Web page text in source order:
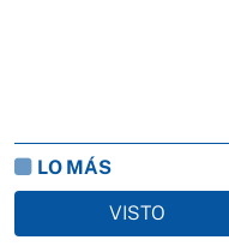
LO MÁS
VISTO